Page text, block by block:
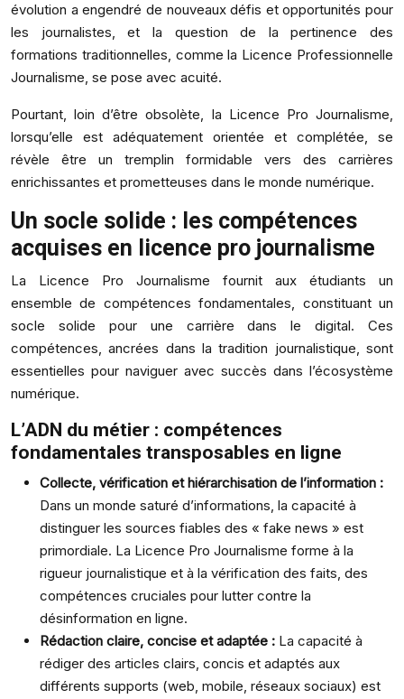
évolution a engendré de nouveaux défis et opportunités pour
les journalistes, et la question de la pertinence des
formations traditionnelles, comme la Licence Professionnelle
Journalisme, se pose avec acuité.
Pourtant, loin d’être obsolète, la Licence Pro Journalisme,
lorsqu’elle est adéquatement orientée et complétée, se
révèle être un tremplin formidable vers des carrières
enrichissantes et prometteuses dans le monde numérique.
Un socle solide : les compétences
acquises en licence pro journalisme
La Licence Pro Journalisme fournit aux étudiants un
ensemble de compétences fondamentales, constituant un
socle solide pour une carrière dans le digital. Ces
compétences, ancrées dans la tradition journalistique, sont
essentielles pour naviguer avec succès dans l’écosystème
numérique.
L’ADN du métier : compétences
fondamentales transposables en ligne
Collecte, vérification et hiérarchisation de l’information :
Dans un monde saturé d’informations, la capacité à
distinguer les sources fiables des « fake news » est
primordiale. La Licence Pro Journalisme forme à la
rigueur journalistique et à la vérification des faits, des
compétences cruciales pour lutter contre la
désinformation en ligne.
Rédaction claire, concise et adaptée : La capacité à
rédiger des articles clairs, concis et adaptés aux
différents supports (web, mobile, réseaux sociaux) est